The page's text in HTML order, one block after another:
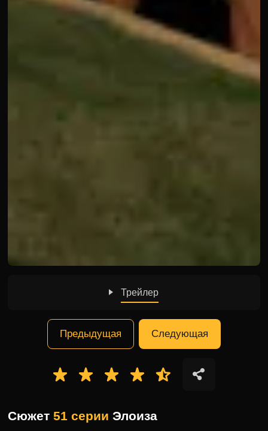
Трейлер
Предыдущая Следующая
Сюжет51 серии Элоиза